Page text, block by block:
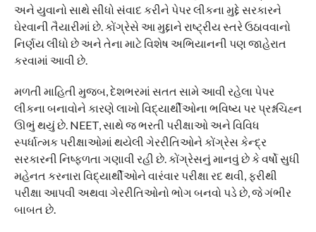
અને યુવાનો સાથે સીધો સંવાદ કરીને પેપર લીકના મુદ્દે સરકારને
ઘેરવાની તૈયારીમાં છે. કોંગ્રેસે આ મુદ્દાને રાષ્ટ્રીય સ્તરે ઉઠાવવાનો
નિર્ણય લીધો છે અને તેના માટે વિશેષ અભિયાનની પણ જાહેરાત
કરવામાં આવી છે.
મળતી માહિતી મુજબ, દેશભરમાં સતત સામે આવી રહેલા પેપર
લીકના બનાવોને કારણે લાખો વિદ્યાર્થીઓના ભવિષ્ય પર પ્રશ્નચિહ્ન
ઊભું થયું છે. NEET, સાથે જ ભરતી પરીક્ષાઓ અને વિવિધ
સ્પર્ધાત્મક પરીક્ષાઓમાં થયેલી ગેરરીતિઓને કોંગ્રેસ કેન્દ્ર
સરકારની નિષ્ફળતા ગણાવી રહી છે. કોંગ્રેસનું માનવું છે કે વર્ષો સુધી
મહેનત કરનારા વિદ્યાર્થીઓને વારંવાર પરીક્ષા રદ થવી, ફરીથી
પરીક્ષા આપવી અથવા ગેરરીતિઓનો ભોગ બનવો પડે છે, જે ગંભીર
બાબત છે.